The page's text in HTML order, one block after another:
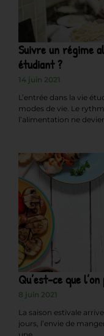
Suivre un régime
étudiant ?
14 juin 2021
L’entrée dans la vie
modes de vie. Le
l’alimentation ne
Qu’est-ce que
8 juin 2021
La saison estivale
jours, l’envie de